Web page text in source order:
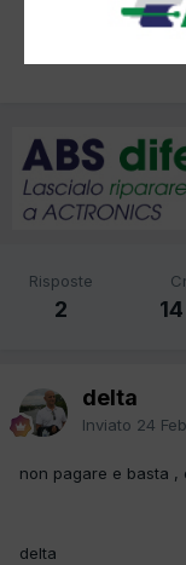
Risposte
2
delta
Inviato 24
non pagare e basta ,
delta